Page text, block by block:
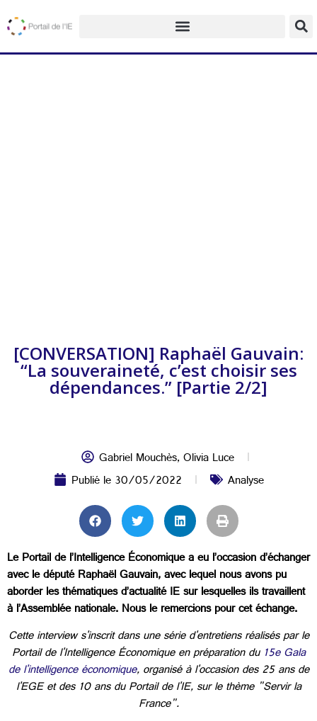
[CONVERSATION] Raphaël Gauvain:
“La souveraineté, c’est choisir ses
dépendances.” [Partie 2/2]
Gabriel Mouchès,Olivia Luce
Publié le30/05/2022 Analyse
Le Portail de l’Intelligence Économique a eu l’occasion d’échanger
avec le député Raphaël Gauvain, avec lequel nous avons pu
aborder les thématiques d’actualité IE sur lesquelles ils travaillent
à l’Assemblée nationale. Nous le remercions pour cet échange.
Cette interview s'inscrit dans une série d'entretiens réalisés par le
Portail de l'Intelligence Économique en préparation du 15e Gala
de l'intelligence économique, organisé à l'occasion des 25 ans de
l'EGE et des 10 ans du Portail de l'IE, sur le thème "Servir la
France".